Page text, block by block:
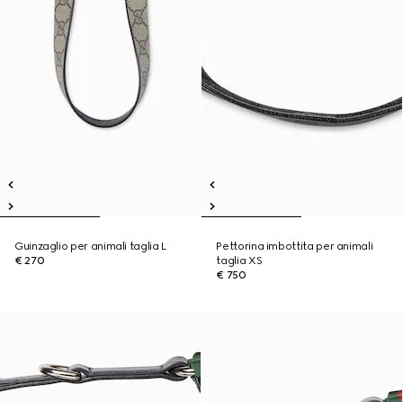
Guinzaglio per animali taglia L
€ 270
Pettorina imbottita per animali
taglia XS
€ 750